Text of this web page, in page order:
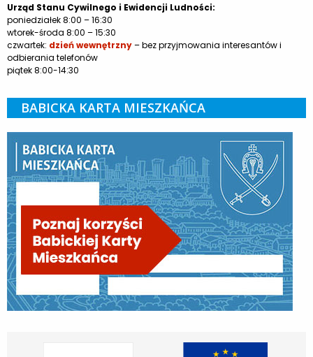
Urząd Stanu Cywilnego i Ewidencji Ludności:
poniedziałek 8:00 – 16:30
wtorek-środa 8:00 – 15:30
czwartek: dzień wewnętrzny– bez przyjmowania interesantów i
odbierania telefonów
piątek 8:00-14:30
BABICKA KARTA MIESZKAŃCA